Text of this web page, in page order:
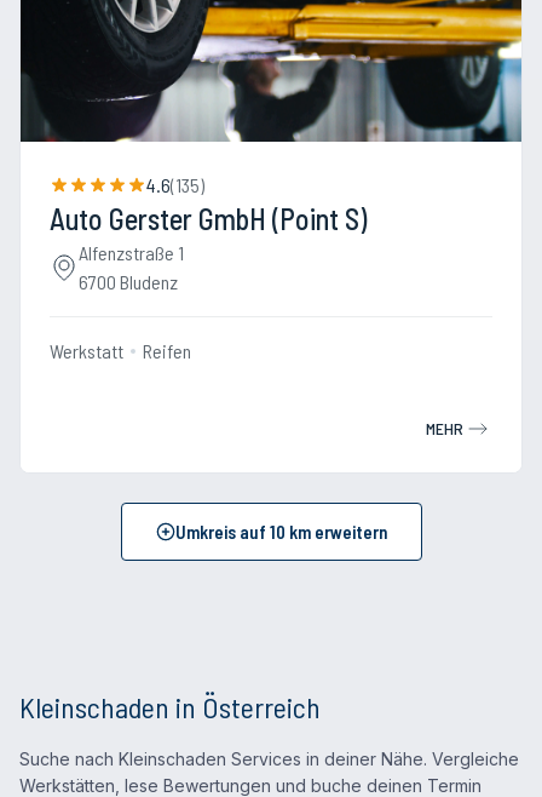
4.6(135)
Auto Gerster GmbH (Point S)
Alfenzstraße 1
6700 Bludenz
Werkstatt Reifen
MEHR
Umkreis auf 10 km erweitern
Kleinschaden in Österreich
Suche nach Kleinschaden Services in deiner Nähe. Vergleiche
Werkstätten, lese Bewertungen und buche deinen Termin